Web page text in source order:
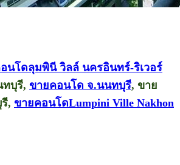
นโดลุมพินี วิลล์ นครอินทร์-ริเวอร์
บุรี, ขายคอนโด จ.นนทบุรี, ขาย
, ขายคอนโดLumpini Ville Nakhon